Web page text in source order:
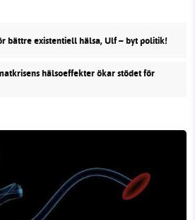
bättre existentiell hälsa, Ulf – byt politik!
hälsoeffekter ökar stödet för